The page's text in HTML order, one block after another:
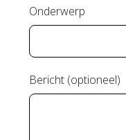
Onderwerp
Bericht (optioneel)